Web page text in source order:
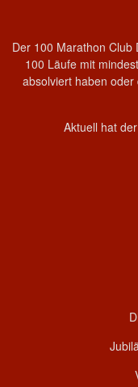
Der 100 Marathon Club
100 Läufe mit
absolviert haben
Aktuell hat